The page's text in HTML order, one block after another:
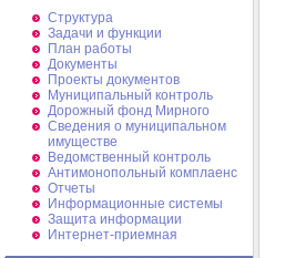
Структура
Задачи и функции
План работы
Документы
Проекты документов
Муниципальный контроль
Дорожный фонд Мирного
Cведения о муниципальном
имуществе
Ведомственный контроль
Антимонопольный комплаенс
Отчеты
Информационные системы
Защита информации
Интернет-приемная